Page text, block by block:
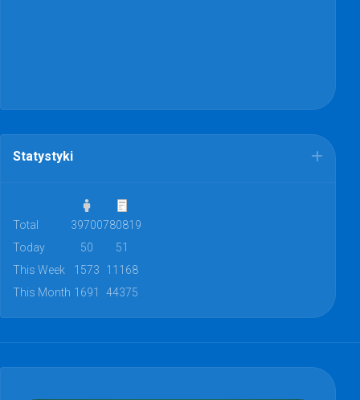
Statystyki
Total 39700780819
Today
50
51
This Week
1573
11168
This Month 1691 44375